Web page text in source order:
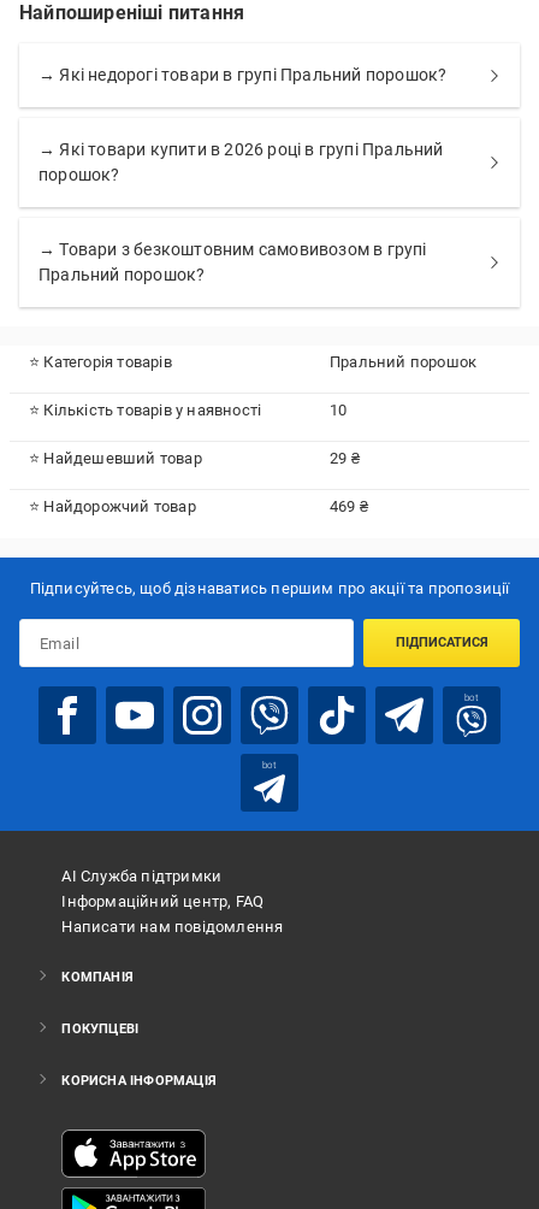
Найпоширеніші питання
→ Які недорогі товари в групі Пральний порошок?
→ Які товари купити в 2026 році в групі Пральний
порошок?
→ Товари з безкоштовним самовивозом в групі
Пральний порошок?
⭐ Категорія товарів Пральний порошок
⭐ Кількість товарів у наявності 10
⭐ Найдешевший товар 29 ₴
⭐ Найдорожчий товар 469 ₴
Підписуйтесь, щоб дізнаватись першим про акції та пропозиції
ПІДПИСАТИСЯ
bot
bot
АІ Служба підтримки
Інформаційний центр, FAQ
Написати нам повідомлення
КОМПАНІЯ
ПОКУПЦЕВІ
КОРИСНА ІНФОРМАЦІЯ